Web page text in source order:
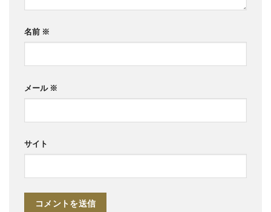
名前 ※
メール ※
サイト